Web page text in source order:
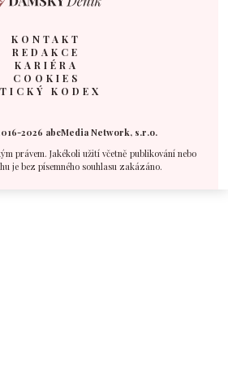
KONTAKT
REDAKCE
KARIÉRA
COOKIES
KODEX
2026 abcMedia Network, s.r.o.
právem. Jakékoli užití včetně publikování nebo
je bez písemného souhlasu zakázáno.